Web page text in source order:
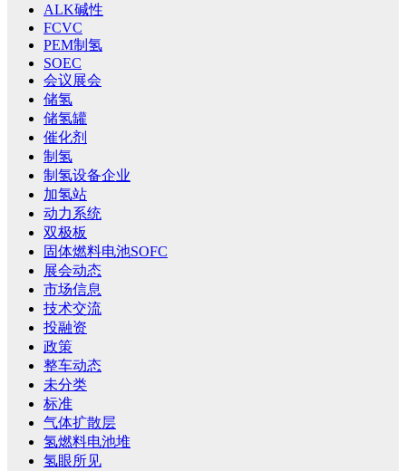
ALK碱性
FCVC
PEM制氢
SOEC
会议展会
储氢
储氢罐
催化剂
制氢
制氢设备企业
加氢站
动力系统
双极板
固体燃料电池SOFC
展会动态
市场信息
技术交流
投融资
政策
整车动态
未分类
标准
气体扩散层
氢燃料电池堆
氢眼所见